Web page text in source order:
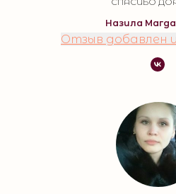
Назила
Отзыв добавлен